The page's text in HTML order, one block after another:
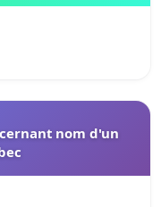
nom d'un